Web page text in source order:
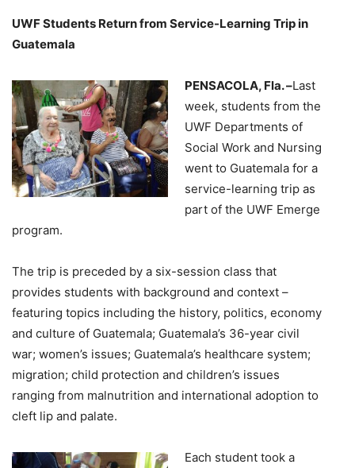
UWF Students Return from Service-Learning Trip in
Guatemala
PENSACOLA, Fla. –Last
week, students from the
UWF Departments of
Social Work and Nursing
went to Guatemala for a
service-learning trip as
part of the UWF Emerge
program.
The trip is preceded by a six-session class that
provides students with background and context –
featuring topics including the history, politics, economy
and culture of Guatemala; Guatemala’s 36-year civil
war; women’s issues; Guatemala’s healthcare system;
migration; child protection and children’s issues
ranging from malnutrition and international adoption to
cleft lip and palate.
Each student took a